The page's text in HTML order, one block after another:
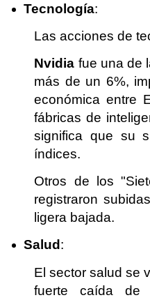
Tecnología:
Las acciones de
Nvidia fue una de
más de un 6%,
económica entre
fábricas de
significa que su
índices.
Otros de los
registraron
ligera bajada.
Salud :
El sector salud se
fuerte caída